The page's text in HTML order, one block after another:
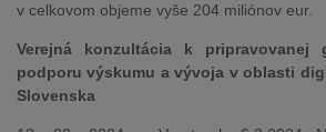
v celkovom objeme vyše 204 miliónov eur.
Verejná konzultácia k pripravovanej
podporu výskumu a vývoja v oblasti
Slovenska